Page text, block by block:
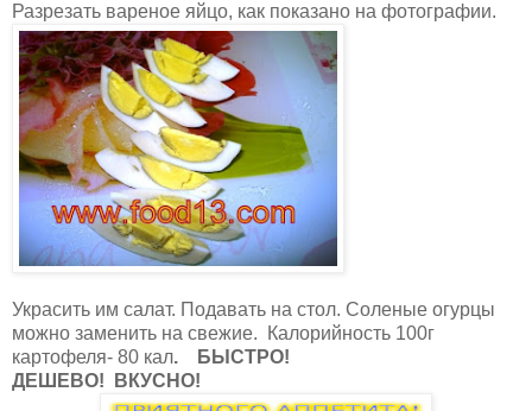
Разрезать вареное яйцо, как показано на фотографии.
Украсить им салат. Подавать на стол. Соленые огурцы
можно заменить на свежие. Калорийность 100г
картофеля- 80 кал.
БЫСТРО!
ДЕШЕВО! ВКУСНО!